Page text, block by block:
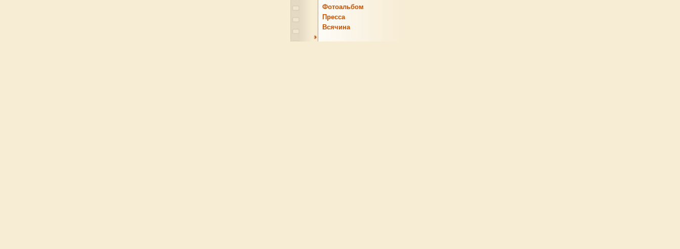
Фотоальбом
Пресса
Всячина